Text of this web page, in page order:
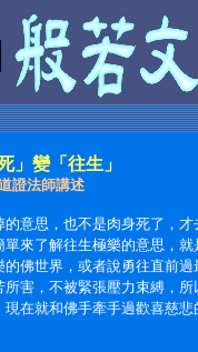
」變「往生」
證法師講述
意思，也不是肉身死了，才
來了解往生極樂的意思，就
佛世界，或者說勇往直前過
害，不被緊張壓力束縛，所
在就和佛手牽手過歡喜慈悲